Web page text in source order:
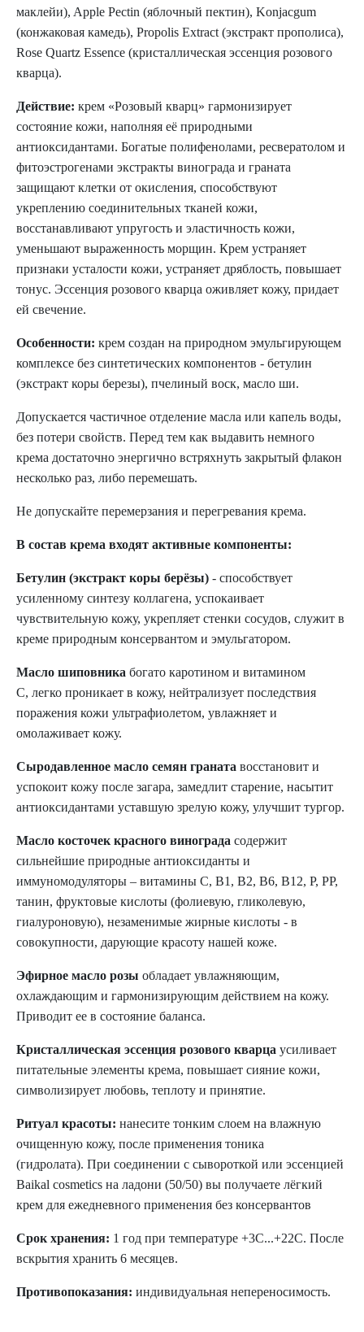
маклейи), Apple Pectin (яблочный пектин), Konjacgum
(конжаковая камедь), Propolis Extract (экстракт прополиса),
Rose Quartz Essence (кристаллическая эссенция розового
кварца).
Действие: крем «Розовый кварц» гармонизирует
состояние кожи, наполняя её природными
антиоксидантами. Богатые полифенолами, ресвератолом и
фитоэстрогенами экстракты винограда и граната
защищают клетки от окисления, способствуют
укреплению соединительных тканей кожи,
восстанавливают упругость и эластичность кожи,
уменьшают выраженность морщин. Крем устраняет
признаки усталости кожи, устраняет дряблость, повышает
тонус. Эссенция розового кварца оживляет кожу, придает
ей свечение.
Особенности: крем создан на природном эмульгирующем
комплексе без синтетических компонентов - бетулин
(экстракт коры березы), пчелиный воск, масло ши.
Допускается частичное отделение масла или капель воды,
без потери свойств. Перед тем как выдавить немного
крема достаточно энергично встряхнуть закрытый флакон
несколько раз, либо перемешать.
Не допускайте перемерзания и перегревания крема.
В состав крема входят активные компоненты:
Бетулин (экстракт коры берёзы) - способствует
усиленному синтезу коллагена, успокаивает
чувствительную кожу, укрепляет стенки сосудов, служит в
креме природным консервантом и эмульгатором.
Масло шиповника богато каротином и витамином
С, легко проникает в кожу, нейтрализует последствия
поражения кожи ультрафиолетом, увлажняет и
омолаживает кожу.
Сыродавленное масло семян граната восстановит и
успокоит кожу после загара, замедлит старение, насытит
антиоксидантами уставшую зрелую кожу, улучшит тургор.
Масло косточек красного винограда содержит
сильнейшие природные антиоксиданты и
иммуномодуляторы – витамины С, В1, В2, В6, В12, Р, РР,
танин, фруктовые кислоты (фолиевую, гликолевую,
гиалуроновую), незаменимые жирные кислоты - в
совокупности, дарующие красоту нашей коже.
Эфирное масло розы обладает увлажняющим,
охлаждающим и гармонизирующим действием на кожу.
Приводит ее в состояние баланса.
Кристаллическая эссенция розового кварца усиливает
питательные элементы крема, повышает сияние кожи,
символизирует любовь, теплоту и принятие.
Ритуал красоты: нанесите тонким слоем на влажную
очищенную кожу, после применения тоника
(гидролата). При соединении с сывороткой или эссенцией
Baikal cosmetics на ладони (50/50) вы получаете лёгкий
крем для ежедневного применения без консервантов
Срок хранения: 1 год при температуре +3C...+22C. После
вскрытия хранить 6 месяцев.
Противопоказания: индивидуальная непереносимость.